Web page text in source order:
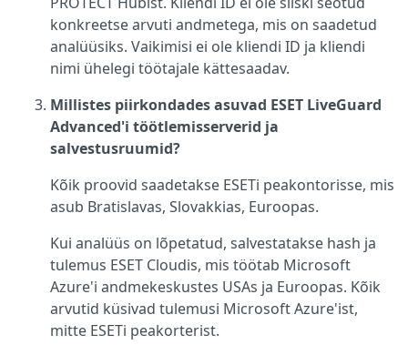
konkreetse arvuti andmetega, mis on saadetud
analüüsiks. Vaikimisi ei ole kliendi ID ja kliendi
nimi ühelegi töötajale kättesaadav.
Millistes piirkondades asuvad ESET LiveGuard
Advanced'i töötlemisserverid ja
salvestusruumid?
Kõik proovid saadetakse ESETi peakontorisse, mis
asub Bratislavas, Slovakkias, Euroopas.
Kui analüüs on lõpetatud, salvestatakse hash ja
tulemus ESET Cloudis, mis töötab Microsoft
Azure'i andmekeskustes USAs ja Euroopas. Kõik
arvutid küsivad tulemusi Microsoft Azure'ist,
mitte ESETi peakorterist.